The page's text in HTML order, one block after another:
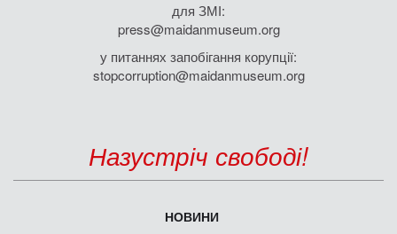
для ЗМІ:
press@maidanmuseum.org
у питаннях запобігання корупції:
stopcorruption@maidanmuseum.org
Назустріч свободі!
НОВИНИ